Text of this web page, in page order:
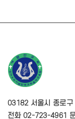
03182 서울시 종로구
전화 02-723-4961